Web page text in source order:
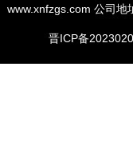
www.xnfzgs.com 公司地
晋ICP备